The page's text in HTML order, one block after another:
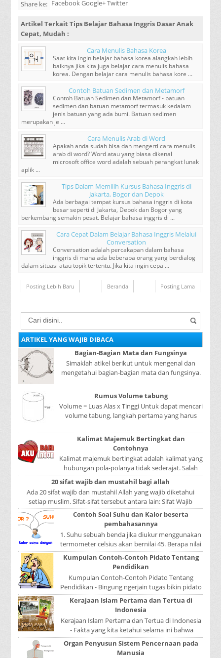
Share ke: Facebook Google+ Twitter
Artikel TerkaitTips Belajar Bahasa Inggris Dasar Anak
Cepat, Mudah :
Cara Menulis Bahasa Korea
Saat kita ingin belajar bahasa korea alangkah lebih
baiknya jika kita juga belajar cara menulis bahasa
korea. Dengan belajar cara menulis bahasa kore ...
Contoh Batuan Sedimen dan Metamorf
Contoh Batuan Sedimen dan Metamorf - batuan
sedimen dan batuan metamorf termasuk kedalam
jenis batuan yang ada bumi. Batuan sedimen
merupakan je ...
Cara Menulis Arab di Word
Apakah anda sudah bisa dan mengerti cara menulis
arab di word? Word atau yang biasa dikenal
microsoft office word adalah sebuah perangkat lunak
aplik ...
Tips Dalam Memilih Kursus Bahasa Inggris di
Jakarta, Bogor dan Depok
Ada berbagai tempat kursus bahasa inggris di kota
besar seperti di Jakarta, Depok dan Bogor yang
berkembang semakin pesat. Belajar bahasa inggris di ...
Cara Cepat Dalam Belajar Bahasa Inggris Melalui
Conversation
Conversation adalah percakapan dalam bahasa
inggris di mana ada beberapa orang yang berdialog
dalam situasi atau topik tertentu. Jika kita ingin cepa ...
Posting Lebih Baru Posting Lama
Beranda
ARTIKEL YANG WAJIB DIBACA
Bagian-Bagian Mata dan Fungsinya
Simaklah atikel berikut untuk mengenal dan
mengetahui bagian-bagian mata dan fungsinya.
mer...
Rumus Volume tabung
Volume = Luas Alas x Tinggi Untuk dapat mencari
volume tabung, langkah pertama yang harus
tabun...
Kalimat Majemuk Bertingkat dan
Contohnya
Kalimat majemuk bertingkat adalah kalimat yang
hubungan pola-polanya tidak sederajat. Salah
satu pola menduduki sebagai induk kalimat, se...
20 sifat wajib dan mustahil bagi allah
Ada 20 sifat wajib dan mustahil Allah yang wajib diketahui
setiap muslim. Sifat-sifat tersebut antara lain: Sifat Wajib
Tulisan A...
Contoh Soal Suhu dan Kalor beserta
pembahasannya
1. Suhu sebuah benda jika diukur menggunakan
termometer celsius akan bernilai 45. Berapa nilai
yang ditunjukkan oleh termometer Reamur, ...
Kumpulan Contoh-Contoh Pidato Tentang
Pendidikan
Kumpulan Contoh-Contoh Pidato Tentang
Pendidikan - Bingung ngerjain tugas bikin pidato
sekolah? Atau sedang nyari kumpulan contoh-
contoh ...
Kerajaan Islam Pertama dan Tertua di
Indonesia
Kerajaan Islam Pertama dan Tertua di Indonesia
- Fakta yang kita ketahui selama ini bahwa
kerajaan Samudera Pasai merupakan kerajaan ...
Organ Penyusun Sistem Pencernaan pada
Manusia